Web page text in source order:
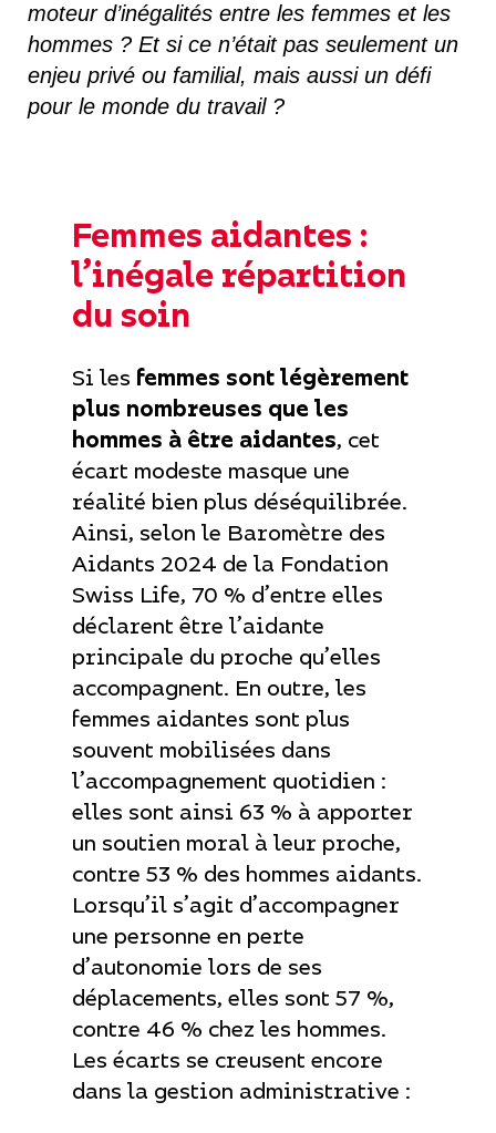
moteur d’inégalités entre les femmes et les
hommes ? Et si ce n’était pas seulement un
enjeu privé ou familial, mais aussi un défi
pour le monde du travail ?
Femmes aidantes :
l’inégale répartition
du soin
Si les femmes sont légèrement
plus nombreuses que les
hommes à être aidantes, cet
écart modeste masque une
réalité bien plus déséquilibrée.
Ainsi, selon le Baromètre des
Aidants 2024 de la Fondation
Swiss Life, 70 % d’entre elles
déclarent être l’aidante
principale du proche qu’elles
accompagnent. En outre, les
femmes aidantes sont plus
souvent mobilisées dans
l’accompagnement quotidien :
elles sont ainsi 63 % à apporter
un soutien moral à leur proche,
contre 53 % des hommes aidants.
Lorsqu’il s’agit d’accompagner
une personne en perte
d’autonomie lors de ses
déplacements, elles sont 57 %,
contre 46 % chez les hommes.
Les écarts se creusent encore
dans la gestion administrative :